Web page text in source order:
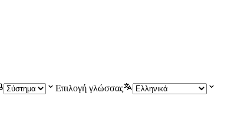
Επιλογή γλώσσας